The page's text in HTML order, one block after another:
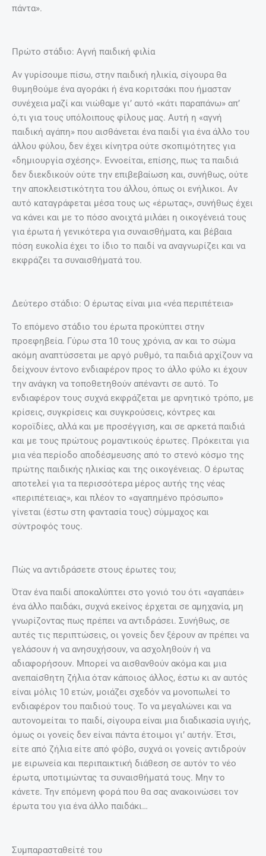
πάντα».
Πρώτο στάδιο: Αγνή παιδική φιλία
Αν γυρίσουμε πίσω, στην παιδική ηλικία, σίγουρα θα
θυμηθούμε ένα αγοράκι ή ένα κοριτσάκι που ήμασταν
συνέχεια μαζί και νιώθαμε γι’ αυτό «κάτι παραπάνω» απ’
ό,τι για τους υπόλοιπους φίλους μας. Αυτή η «αγνή
παιδική αγάπη» που αισθάνεται ένα παιδί για ένα άλλο του
άλλου φύλου, δεν έχει κίνητρα ούτε σκοπιμότητες για
«δημιουργία σχέσης». Εννοείται, επίσης, πως τα παιδιά
δεν διεκδικούν ούτε την επιβεβαίωση και, συνήθως, ούτε
την αποκλειστικότητα του άλλου, όπως οι ενήλικοι. Αν
αυτό καταγράφεται μέσα τους ως «έρωτας», συνήθως έχει
να κάνει και με το πόσο ανοιχτά μιλάει η οικογένειά τους
για έρωτα ή γενικότερα για συναισθήματα, και βέβαια
πόση ευκολία έχει το ίδιο το παιδί να αναγνωρίζει και να
εκφράζει τα συναισθήματά του.
Δεύτερο στάδιο: Ο έρωτας είναι μια «νέα περιπέτεια»
Το επόμενο στάδιο του έρωτα προκύπτει στην
προεφηβεία. Γύρω στα 10 τους χρόνια, αν και το σώμα
ακόμη αναπτύσσεται με αργό ρυθμό, τα παιδιά αρχίζουν να
δείχνουν έντονο ενδιαφέρον προς το άλλο φύλο κι έχουν
την ανάγκη να τοποθετηθούν απέναντι σε αυτό. Το
ενδιαφέρον τους συχνά εκφράζεται με αρνητικό τρόπο, με
κρίσεις, συγκρίσεις και συγκρούσεις, κόντρες και
κοροϊδίες, αλλά και με προσέγγιση, και σε αρκετά παιδιά
και με τους πρώτους ρομαντικούς έρωτες. Πρόκειται για
μια νέα περίοδο αποδέσμευσης από το στενό κόσμο της
πρώτης παιδικής ηλικίας και της οικογένειας. Ο έρωτας
αποτελεί για τα περισσότερα μέρος αυτής της νέας
«περιπέτειας», και πλέον το «αγαπημένο πρόσωπο»
γίνεται (έστω στη φαντασία τους) σύμμαχος και
σύντροφός τους.
Πώς να αντιδράσετε στους έρωτες του;
Όταν ένα παιδί αποκαλύπτει στο γονιό του ότι «αγαπάει»
ένα άλλο παιδάκι, συχνά εκείνος έρχεται σε αμηχανία, μη
γνωρίζοντας πως πρέπει να αντιδράσει. Συνήθως, σε
αυτές τις περιπτώσεις, οι γονείς δεν ξέρουν αν πρέπει να
γελάσουν ή να ανησυχήσουν, να ασχοληθούν ή να
αδιαφορήσουν. Μπορεί να αισθανθούν ακόμα και μια
ανεπαίσθητη ζήλια όταν κάποιος άλλος, έστω κι αν αυτός
είναι μόλις 10 ετών, μοιάζει σχεδόν να μονοπωλεί το
ενδιαφέρον του παιδιού τους. Το να μεγαλώνει και να
αυτονομείται το παιδί, σίγουρα είναι μια διαδικασία υγιής,
όμως οι γονείς δεν είναι πάντα έτοιμοι γι’ αυτήν. Έτσι,
είτε από ζήλια είτε από φόβο, συχνά οι γονείς αντιδρούν
με ειρωνεία και περιπαικτική διάθεση σε αυτόν το νέο
έρωτα, υποτιμώντας τα συναισθήματά τους. Μην το
κάνετε. Την επόμενη φορά που θα σας ανακοινώσει τον
έρωτα του για ένα άλλο παιδάκι…
Συμπαρασταθείτέ του